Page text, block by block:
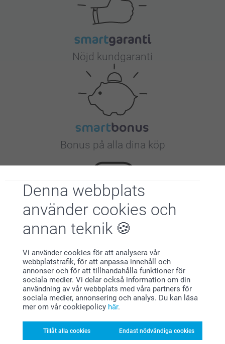
Denna webbplats
använder cookies och
annan teknik
Vi använder cookies för att analysera vår
webbplatstrafik, för att anpassa innehåll och
annonser och för att tillhandahålla funktioner för
sociala medier. Vi delar också information om din
användning av vår webbplats med våra partners för
sociala medier, annonsering och analys. Du kan läsa
mer om vår cookiepolicy här.
Tillåt alla cookies Endast nödvändiga cookies
Nöjd kundgaranti
Bonus på alla dina köp
Letar du efter inspiration?
Förstklassig kundservice